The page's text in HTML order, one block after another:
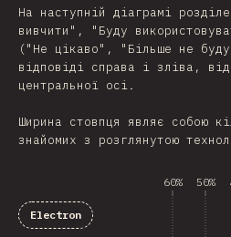
На наступній діаграмі
вивчити", "Буду
("Не цікаво", "Більше не буду
відповіді справа і зліва,
центральної осі.
Ширина стовпця являє собою
знайомих з розглянутою
60% 50%
Electron